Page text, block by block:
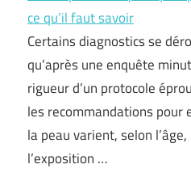
ce qu’il faut savoir
Certains diagnostics se
qu’après une enquête
rigueur d’un protocole
les recommandations pour
la peau varient, selon
l’exposition …